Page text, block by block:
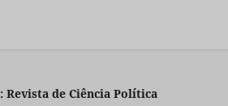
Revista de Ciência Política